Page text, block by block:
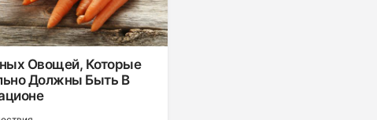
Овощей, Которые
Должны Быть В